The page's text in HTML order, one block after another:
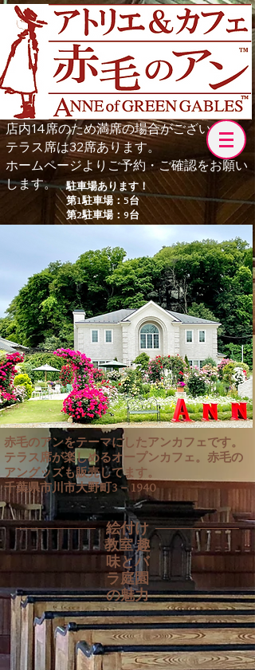
駐車場あります！
第1駐車場：5台
第2駐車場：9台
店内14席のため満席の場合がございます。
テラス席は32席あります。
​ホームページよりご予約・ご確認をお願い
します。
赤毛のアンをテーマにしたアンカフェです。
テラス席が楽しめるオープンカフェ。赤毛の
アングッズも販売してます。
千葉県市川市大野町3－1940
絵付け
教室 趣
味とバ
ラ庭園
の魅力